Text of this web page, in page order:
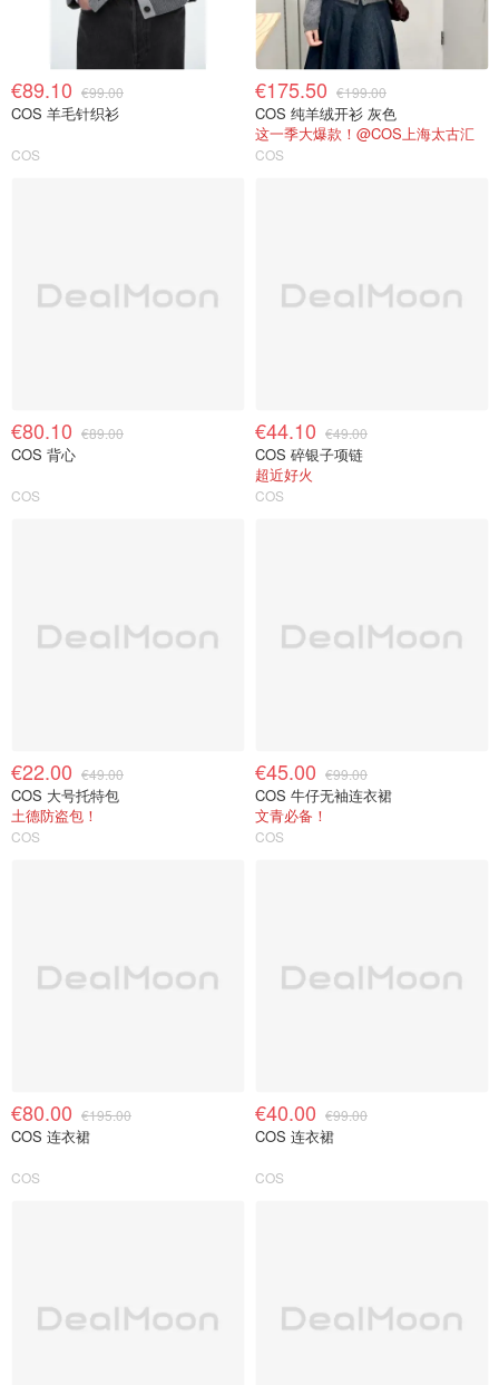
€89.10 €99.00
COS 羊毛针织衫
COS
€175.50 €199.00
COS 纯羊绒开衫 灰色
这一季大爆款！@COS上海太古汇
COS
€80.10 €89.00
COS 背心
COS
€44.10 €49.00
COS 碎银子项链
超近好火
COS
€22.00 €49.00
COS 大号托特包
土德防盗包！
COS
€45.00 €99.00
COS 牛仔无袖连衣裙
文青必备！
COS
€80.00 €195.00
COS 连衣裙
COS
€40.00 €99.00
COS 连衣裙
COS